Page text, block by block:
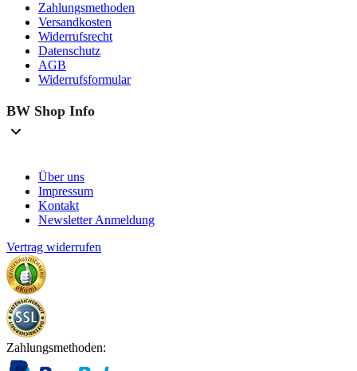
Zahlungsmethoden
Versandkosten
Widerrufsrecht
Datenschutz
AGB
Widerrufsformular
BW Shop Info
Über uns
Impressum
Kontakt
Newsletter Anmeldung
Vertrag widerrufen
Zahlungsmethoden: